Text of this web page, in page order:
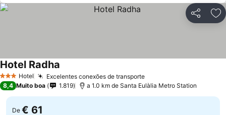
Partilhar
3 EstrelasHotel Excelentes conexões de transporteVer preços
Hotel Radha
8,4 Muito boa 1.819 a 1.0 km de Santa Eulàlia Metro Station
De € 61